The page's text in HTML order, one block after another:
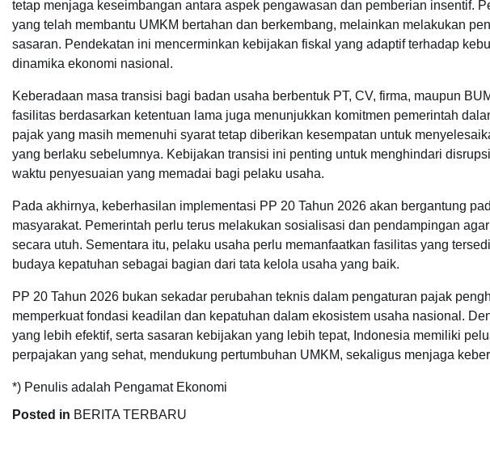
tetap menjaga keseimbangan antara aspek pengawasan dan pemberian insentif.
yang telah membantu UMKM bertahan dan berkembang, melainkan melakukan
sasaran. Pendekatan ini mencerminkan kebijakan fiskal yang adaptif terhadap
dinamika ekonomi nasional.
Keberadaan masa transisi bagi badan usaha berbentuk PT, CV, firma, maupun
fasilitas berdasarkan ketentuan lama juga menunjukkan komitmen pemerintah
pajak yang masih memenuhi syarat tetap diberikan kesempatan untuk
yang berlaku sebelumnya. Kebijakan transisi ini penting untuk menghindari
waktu penyesuaian yang memadai bagi pelaku usaha.
Pada akhirnya, keberhasilan implementasi PP 20 Tahun 2026 akan bergantung
masyarakat. Pemerintah perlu terus melakukan sosialisasi dan pendampingan
secara utuh. Sementara itu, pelaku usaha perlu memanfaatkan fasilitas yang
budaya kepatuhan sebagai bagian dari tata kelola usaha yang baik.
PP 20 Tahun 2026 bukan sekadar perubahan teknis dalam pengaturan pajak
memperkuat fondasi keadilan dan kepatuhan dalam ekosistem usaha nasional.
yang lebih efektif, serta sasaran kebijakan yang lebih tepat, Indonesia memiliki
perpajakan yang sehat, mendukung pertumbuhan UMKM, sekaligus menjaga
*) Penulis adalah Pengamat Ekonomi
Posted in BERITA TERBARU